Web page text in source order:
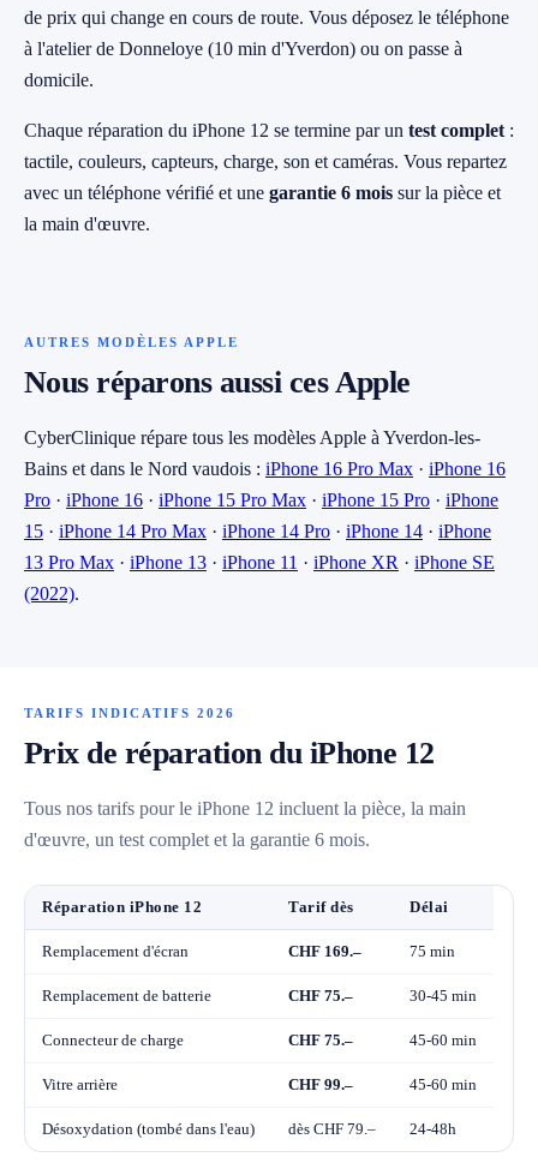
de prix qui change en cours de route. Vous déposez le téléphone
à l'atelier de Donneloye (10 min d'Yverdon) ou on passe à
domicile.
Chaque réparation du iPhone 12 se termine par un test complet :
tactile, couleurs, capteurs, charge, son et caméras. Vous repartez
avec un téléphone vérifié et une garantie 6 mois sur la pièce et
la main d'œuvre.
AUTRES MODÈLES APPLE
Nous réparons aussi ces Apple
CyberClinique répare tous les modèles Apple à Yverdon-les-
Bains et dans le Nord vaudois : iPhone 16 Pro Max · iPhone 16
Pro · iPhone 16 · iPhone 15 Pro Max · iPhone 15 Pro · iPhone
15 · iPhone 14 Pro Max · iPhone 14 Pro · iPhone 14 · iPhone
13 Pro Max · iPhone 13 · iPhone 11 · iPhone XR · iPhone SE
(2022).
TARIFS INDICATIFS 2026
Prix de réparation du iPhone 12
Tous nos tarifs pour le iPhone 12 incluent la pièce, la main
d'œuvre, un test complet et la garantie 6 mois.
Réparation iPhone 12 Tarif dès Délai
Remplacement d'écran CHF 169.– 75 min
Remplacement de batterie CHF 75.– 30-45 min
Connecteur de charge CHF 75.– 45-60 min
Vitre arrière CHF 99.– 45-60 min
Désoxydation (tombé dans l'eau) dès CHF 79.– 24-48h